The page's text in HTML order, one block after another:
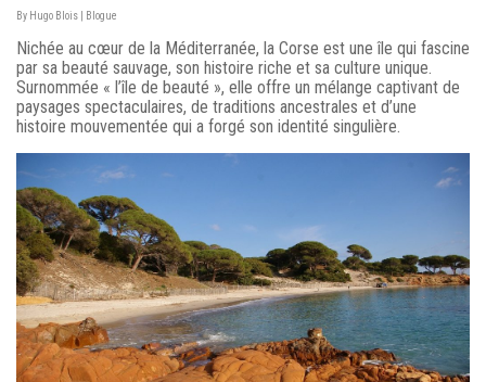
By Hugo Blois Blogue
Nichée au cœur de la Méditerranée, la Corse est une île qui fascine
par sa beauté sauvage, son histoire riche et sa culture unique.
Surnommée « l’île de beauté », elle offre un mélange captivant de
paysages spectaculaires, de traditions ancestrales et d’une
histoire mouvementée qui a forgé son identité singulière.